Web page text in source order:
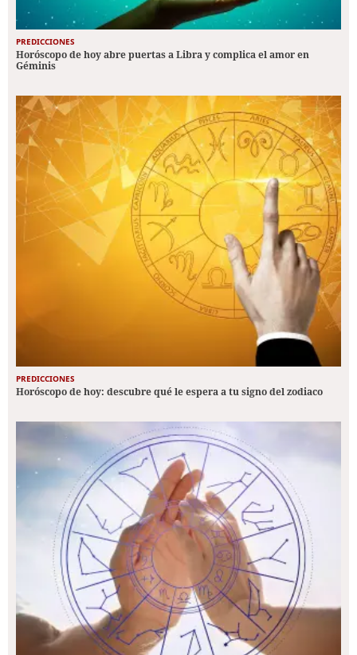
PREDICCIONES
Horóscopo de hoy abre puertas a Libra y complica el amor en
Géminis
PREDICCIONES
Horóscopo de hoy: descubre qué le espera a tu signo del zodiaco